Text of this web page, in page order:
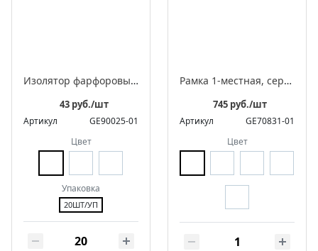
Изолятор фарфоровый для монтажа витого провода, серия «Цилиндро»
43 руб./шт
Артикул
GE90025-01
Цвет
Упаковка
20ШТ/УП
Рамка 1-местная, серия «Аврора»
745 руб./шт
Артикул
GE70831-01
Цвет